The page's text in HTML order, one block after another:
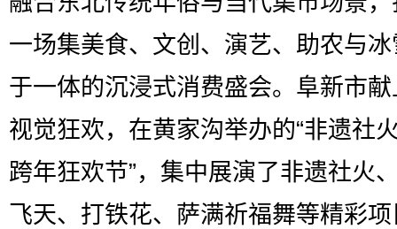
一场集美食、文创、演艺、助农与
于一体的沉浸式消费盛会。阜新市
视觉狂欢，在黄家沟举办的“非遗社
跨年狂欢节”，集中展演了非遗社火
飞天、打铁花、萨满祈福舞等精彩